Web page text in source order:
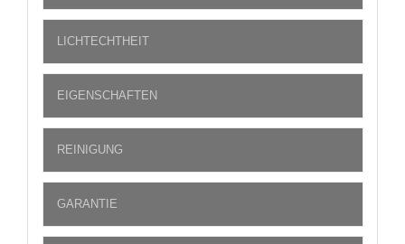
LICHTECHTHEIT
EIGENSCHAFTEN
REINIGUNG
GARANTIE